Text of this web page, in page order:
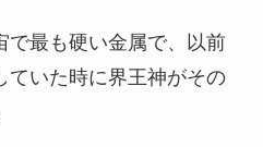
で最も硬い金属で、以前
ていた時に界王神がその